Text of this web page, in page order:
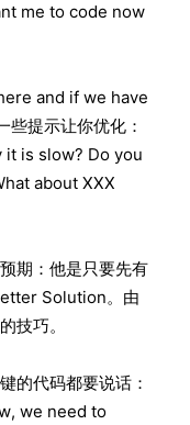
me to code now
and if we have
提示让你优化：
it is slow? Do you
about XXX
期：他是只要先有
Solution。由
技巧。
的代码都要说话：
we need to